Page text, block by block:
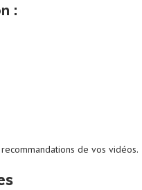
:
de vos vidéos.